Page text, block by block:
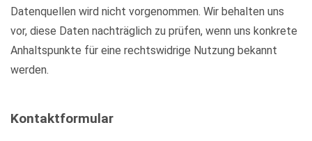
Datenquellen wird nicht vorgenommen. Wir behalten uns
vor, diese Daten nachträglich zu prüfen, wenn uns konkrete
Anhaltspunkte für eine rechtswidrige Nutzung bekannt
werden.
Kontaktformular